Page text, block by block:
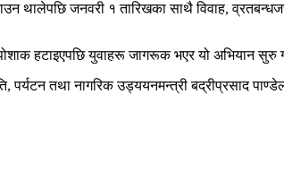
थालेपछि जनवरी १ तारिखका साथै विवाह,
हटाइएपछि युवाहरू जागरूक भएर यो अभियान सुरु
तथा नागरिक उड्ययनमन्त्री बद्रीप्रसाद